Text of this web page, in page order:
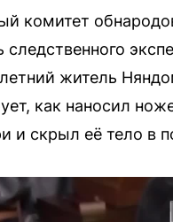
комитет
следственного
житель
как наносил
и скрыл её тело в